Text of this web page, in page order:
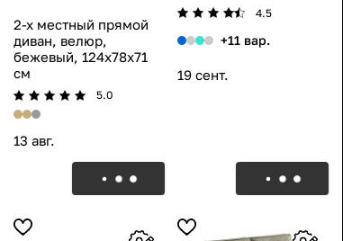
2-х местный прямой
диван, велюр,
бежевый, 124x78x71
см
5.0
13 авг.
4.5
+11 вар.
19 сент.